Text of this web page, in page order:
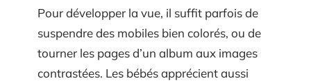
Pour développer la vue, il suffit parfois de
suspendre des mobiles bien colorés, ou de
tourner les pages d’un album aux images
contrastées. Les bébés apprécient aussi